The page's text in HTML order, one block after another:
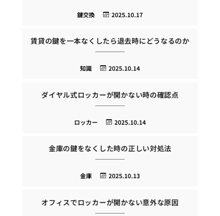
2025.10.17
鍵交換
賃貸の鍵を一本なくしたら退去時にどうなるのか
2025.10.14
知識
ダイヤル式ロッカーが開かない時の確認点
2025.10.14
ロッカー
金庫の鍵をなくした時の正しい対処法
2025.10.13
金庫
オフィスでロッカーが開かない意外な原因